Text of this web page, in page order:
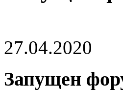
27.04.2020
Запущен